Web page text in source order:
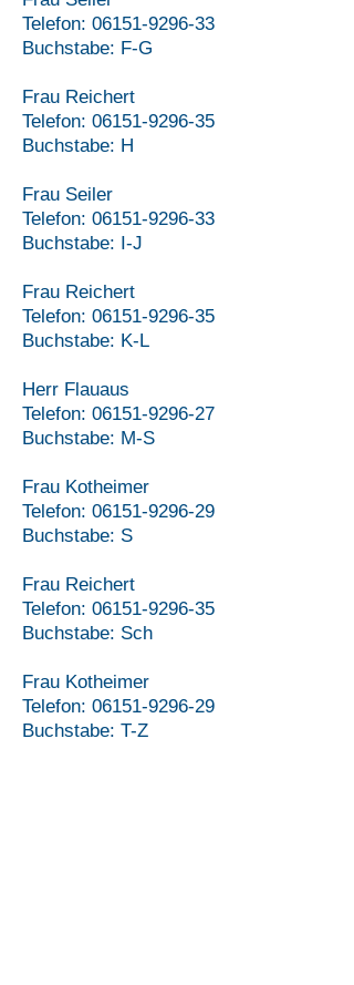
Telefon: 06151-9296-33
Buchstabe: F-G
Frau Reichert
Telefon: 06151-9296-35
Buchstabe: H
Frau Seiler
Telefon: 06151-9296-33
Buchstabe: I-J
Frau Reichert
Telefon: 06151-9296-35
Buchstabe: K-L
Herr Flauaus
Telefon: 06151-9296-27
Buchstabe: M-S
Frau Kotheimer
Telefon: 06151-9296-29
Buchstabe: S
Frau Reichert
Telefon: 06151-9296-35
Buchstabe: Sch
Frau Kotheimer
Telefon: 06151-9296-29
Buchstabe: T-Z